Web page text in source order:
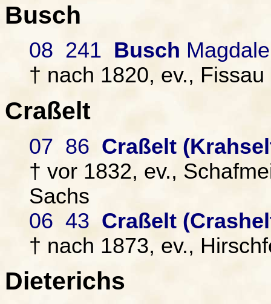
Busch
08 241 Busch
† nach 1820, ev.,
Craßelt
07 86 Craßelt
† vor 1832, ev.,
Sachs
06 43 Craßelt
† nach 1873, ev.,
Dieterichs